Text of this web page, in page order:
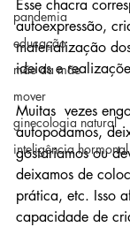
pandemia
educação
mãe da mãe
mover
ginecologia natural
inteligência hormonal
Esse chacra
autoexpressão,
materialização
ideias e
Muitas  vezes
autopodamos,
gostaríamos ou
deixamos de
prática, etc. Isso
capacidade de